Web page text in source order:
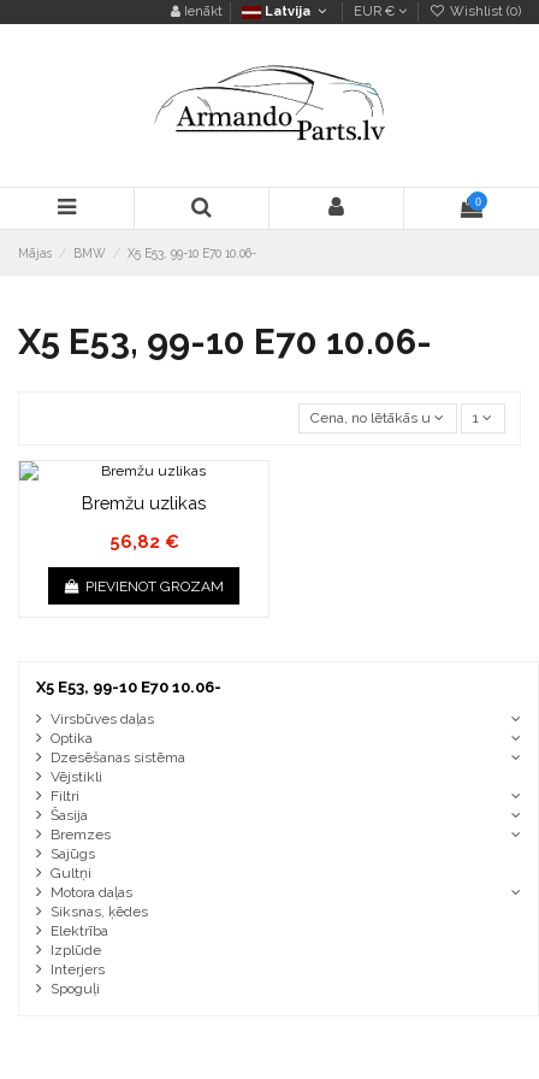
Ienākt Latvija EUR € Wishlist (0)
0
Mājas BMW X5 E53, 99-10 E70 10.06-
X5 E53, 99-10 E70 10.06-
Cena, no lētākās uz dārgāko
1
Bremžu uzlikas
56,82 €
PIEVIENOT GROZAM
X5 E53, 99-10 E70 10.06-
Virsbūves daļas
Optika
Dzesēšanas sistēma
Vējstikli
Filtri
Šasija
Bremzes
Sajūgs
Gultņi
Motora daļas
Siksnas, ķēdes
Elektrība
Izplūde
Interjers
Spoguļi